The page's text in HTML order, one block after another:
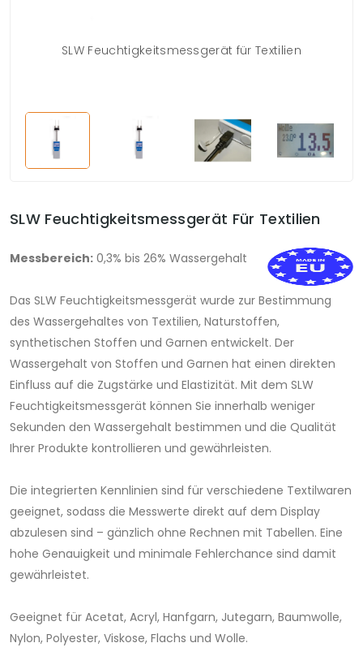
SLW Feuchtigkeitsmessgerät für Textilien
SLW Feuchtigkeitsmessgerät Für Textilien
Messbereich: 0,3% bis 26% Wassergehalt
Das SLW Feuchtigkeitsmessgerät wurde zur Bestimmung
des Wassergehaltes von Textilien, Naturstoffen,
synthetischen Stoffen und Garnen entwickelt. Der
Wassergehalt von Stoffen und Garnen hat einen direkten
Einfluss auf die Zugstärke und Elastizität. Mit dem SLW
Feuchtigkeitsmessgerät können Sie innerhalb weniger
Sekunden den Wassergehalt bestimmen und die Qualität
Ihrer Produkte kontrollieren und gewährleisten.
Die integrierten Kennlinien sind für verschiedene Textilwaren
geeignet, sodass die Messwerte direkt auf dem Display
abzulesen sind – gänzlich ohne Rechnen mit Tabellen. Eine
hohe Genauigkeit und minimale Fehlerchance sind damit
gewährleistet.
Geeignet für Acetat, Acryl, Hanfgarn, Jutegarn, Baumwolle,
Nylon, Polyester, Viskose, Flachs und Wolle.